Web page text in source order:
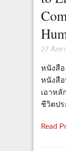
27 สิงห
หนังสือ
หนังสือ
เอาห
ชีวิตป
Read